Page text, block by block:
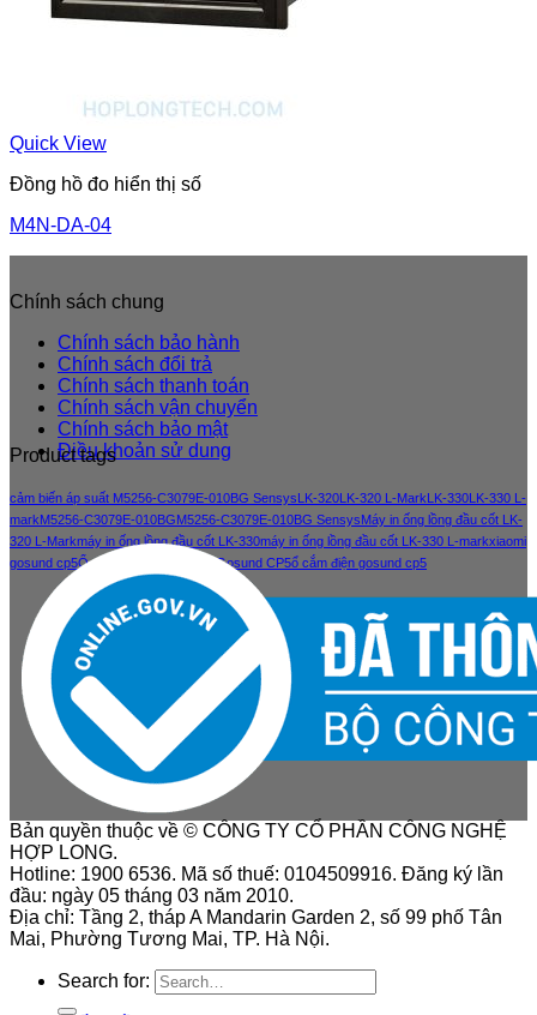
Quick View
Đồng hồ đo hiển thị số
M4N-DA-04
Chính sách chung
Chính sách bảo hành
Chính sách đổi trả
Chính sách thanh toán
Chính sách vận chuyển
Chính sách bảo mật
Điều khoản sử dung
Product tags
cảm biến áp suất M5256-C3079E-010BG Sensys LK-320 LK-320 L-Mark LK-330 LK-330 L-
markM5256-C3079E-010BGM5256-C3079E-010BG SensysMáy in ống lồng đầu cốt LK-
320 L-Markmáy in ống lồng đầu cốt LK-330máy in ống lồng đầu cốt LK-330 L-markxiaomi
gosund cp5Ổ cắm điện thông minh Gosund CP5ổ cắm điện gosund cp5
Bản quyền thuộc về © CÔNG TY CỔ PHẦN CÔNG NGHỆ
HỢP LONG.
Hotline: 1900 6536. Mã số thuế: 0104509916. Đăng ký lần
đầu: ngày 05 tháng 03 năm 2010.
Địa chỉ: Tầng 2, tháp A Mandarin Garden 2, số 99 phố Tân
Mai, Phường Tương Mai, TP. Hà Nội.
Search for: